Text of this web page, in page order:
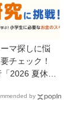
マ探しに悩
チェック！
2026 夏休み
スキルを学ぼ
by